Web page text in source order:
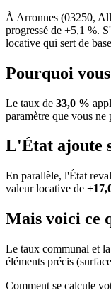
À Arronnes (03250,
progressé de +5,1 %.
locative qui sert de
Pourquoi
Le taux de 33,0 %
paramètre que vous
L'État ajoute
En parallèle, l'État
valeur locative de
Mais voici ce
Le taux communal et
éléments précis
Comment se calcule